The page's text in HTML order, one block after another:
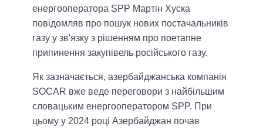
енергооператора SPP Мартін Хуска
повідомляв про пошук нових постачальників
газу у зв'язку з рішенням про поетапне
припинення закупівель російського газу.
Як зазначається, азербайджанська компанія
SOCAR вже веде переговори з найбільшим
словацьким енергооператором SPP. При
цьому у 2024 році Азербайджан почав